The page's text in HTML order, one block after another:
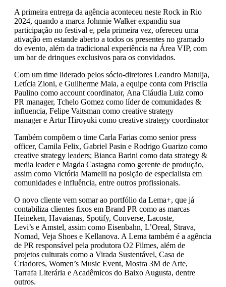
A primeira entrega da agência aconteceu neste Rock in Rio
2024, quando a marca Johnnie Walker expandiu sua
participação no festival e, pela primeira vez, ofereceu uma
ativação em estande aberto a todos os presentes no gramado
do evento, além da tradicional experiência na Área VIP, com
um bar de drinques exclusivos para os convidados.
Com um time liderado pelos sócio-diretores Leandro Matulja,
Letícia Zioni, e Guilherme Maia, a equipe conta com Priscila
Paulino como account coordinator, Ana Cláudia Luiz como
PR manager, Tchelo Gomez como líder de comunidades &
influencia, Felipe Vaitsman como creative strategy
manager e Artur Hiroyuki como creative strategy coordinator
Também compõem o time Carla Farias como senior press
officer, Camila Felix, Gabriel Pasin e Rodrigo Guarizo como
creative strategy leaders; Bianca Barini como data strategy &
media leader e Magda Castagna como gerente de produção,
assim como Victória Mamelli na posição de especialista em
comunidades e influência, entre outros profissionais.
O novo cliente vem somar ao portfólio da Lema+, que já
contabiliza clientes fixos em Brand PR como as marcas
Heineken, Havaianas, Spotify, Converse, Lacoste,
Levi’s e Amstel, assim como Eisenbahn, L’Oreal, Strava,
Nomad, Veja Shoes e Kellanova. A Lema também é a agência
de PR responsável pela produtora O2 Filmes, além de
projetos culturais como a Virada Sustentável, Casa de
Criadores, Women’s Music Event, Mostra 3M de Arte,
Tarrafa Literária e Acadêmicos do Baixo Augusta, dentre
outros.